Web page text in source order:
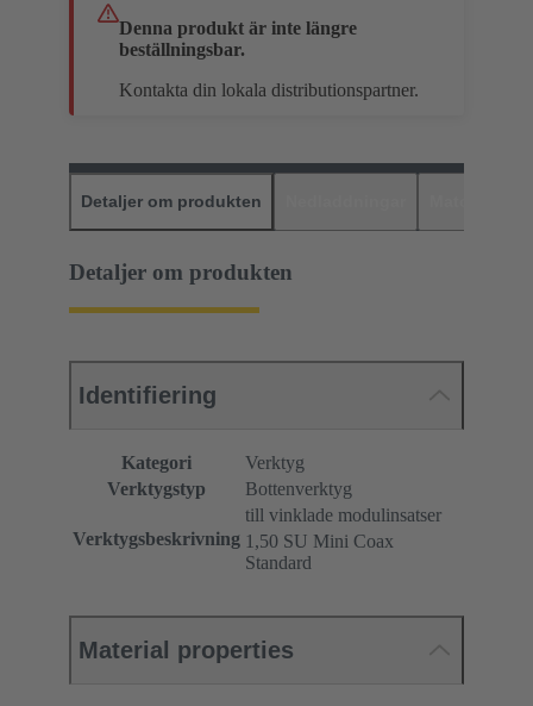
Denna produkt är inte längre
beställningsbar.
Kontakta din lokala distributionspartner.
Detaljer om produkten
Detaljer om produkten
Identifiering
Kategori
Verktyg
Verktygstyp
Bottenverktyg
Verktygsbeskrivning
till vinklade modulinsatser
1,50 SU Mini Coax
Standard
Material properties